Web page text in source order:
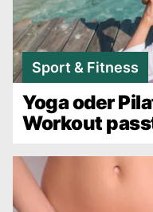
Sport & Fitness
Yoga oder
Workout